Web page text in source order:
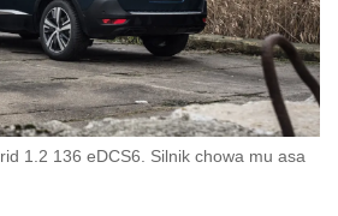
1.2 136 eDCS6. Silnik chowa mu asa